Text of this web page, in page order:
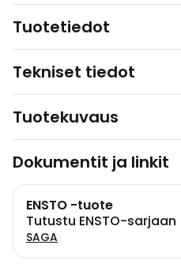
Tuotetiedot
Tekniset tiedot
Tuotekuvaus
Dokumentit ja linkit
ENSTO -tuote
Tutustu ENSTO-sarjaan
SAGA